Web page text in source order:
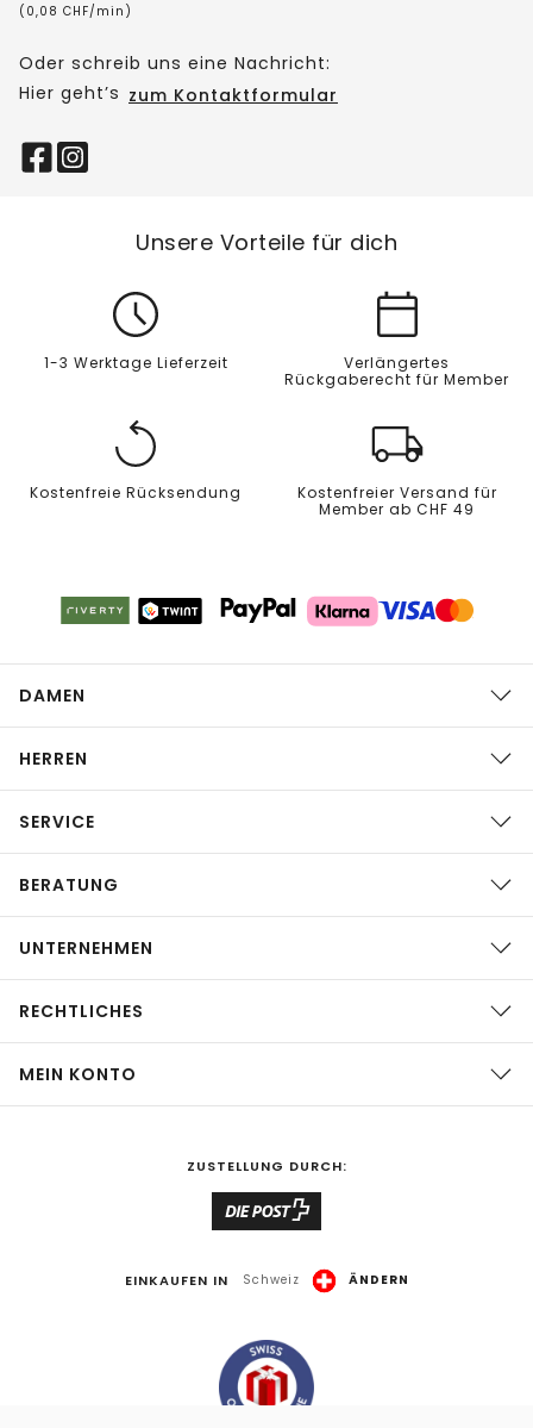
(0,08 CHF/min)
Oder schreib uns eine Nachricht:
Hier geht’s zum Kontaktformular
Unsere Vorteile für dich
1-3 Werktage Lieferzeit
Verlängertes
Rückgaberecht für Member
Kostenfreie Rücksendung
Kostenfreier Versand für
Member ab CHF 49
DAMEN
HERREN
SERVICE
BERATUNG
UNTERNEHMEN
RECHTLICHES
MEIN KONTO
ZUSTELLUNG DURCH:
EINKAUFEN IN Schweiz ÄNDERN